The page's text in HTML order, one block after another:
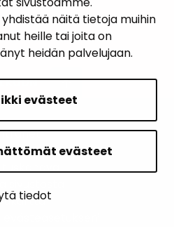
näitä tietoja muihin
heille tai joita on
heidän palvelujaan.
evästeet
evästeet
tiedot